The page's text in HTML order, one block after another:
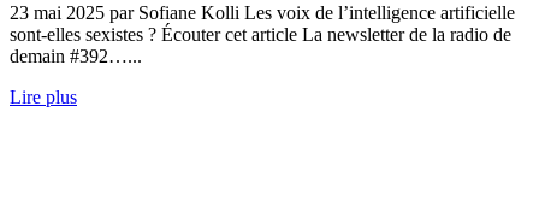
23 mai 2025 par Sofiane Kolli Les voix de l’intelligence artificielle
sont-elles sexistes ? Écouter cet article La newsletter de la radio de
demain #392…...
Lire plus